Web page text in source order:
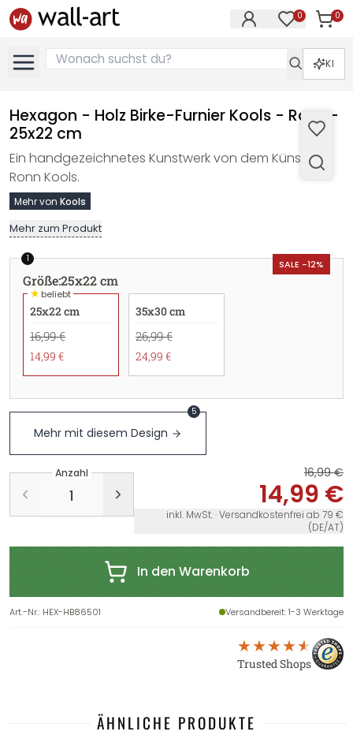
0 0
KI
Hexagon - Holz Birke-Furnier Kools - Rose -
25x22 cm
Ein handgezeichnetes Kunstwerk von dem Künstler
Ronn Kools.
Mehr von Kools
Mehr zum Produkt
SALE -12%
1
Größe:25x22 cm
★beliebt
25x22 cm
16,99 €
14,99 €
35x30 cm
26,99 €
24,99 €
Mehr mit diesem Design
5
Anzahl 16,99 €
14,99 €
inkl. MwSt. · Versandkostenfrei ab 79 €
(DE/AT)
In den Warenkorb
Art.-Nr.: HEX-HB86501 Versandbereit: 1-3 Werktage
Trusted Shops
ÄHNLICHE PRODUKTE